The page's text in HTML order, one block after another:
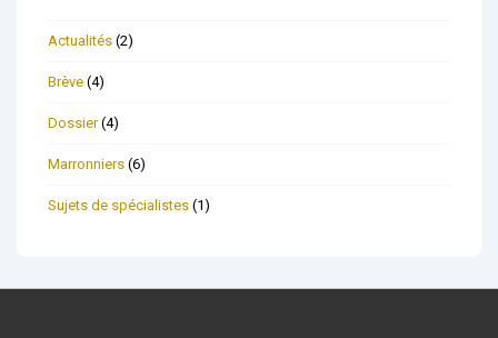
Actualités (2)
Brève (4)
Dossier(4)
Marronniers (6)
Sujets de spécialistes (1)